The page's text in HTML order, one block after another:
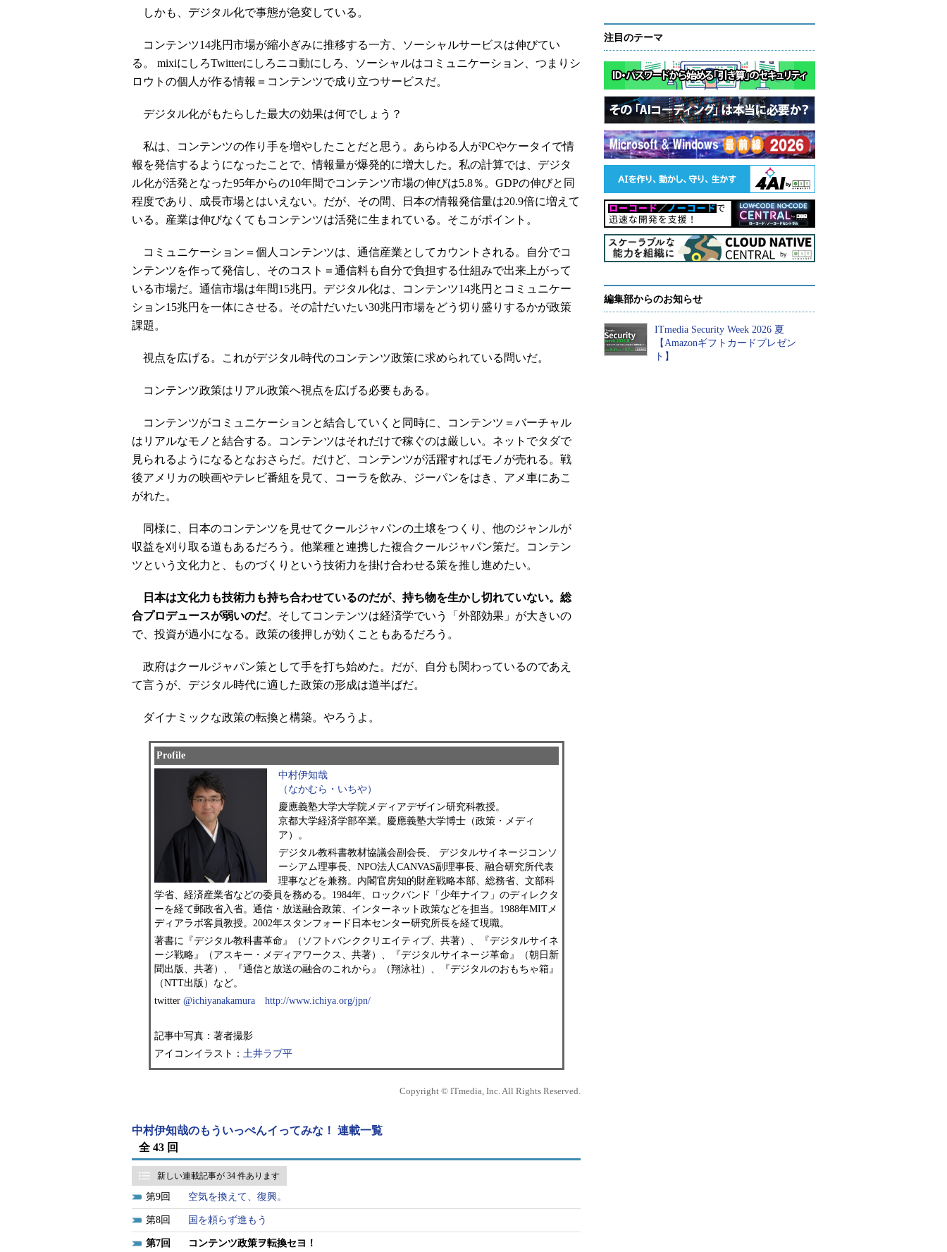
しかも、デジタル化で事態が急変している。
コンテンツ14兆円市場が縮小ぎみに推移する一方、ソーシャルサービスは伸びてい
る。 mixiにしろTwitterにしろニコ動にしろ、ソーシャルはコミュニケーション、つまりシ
ロウトの個人が作る情報＝コンテンツで成り立つサービスだ。
デジタル化がもたらした最大の効果は何でしょう？
私は、コンテンツの作り手を増やしたことだと思う。あらゆる人がPCやケータイで情
報を発信するようになったことで、情報量が爆発的に増大した。私の計算では、デジタ
ル化が活発となった95年からの10年間でコンテンツ市場の伸びは5.8％。GDPの伸びと同
程度であり、成長市場とはいえない。だが、その間、日本の情報発信量は20.9倍に増えて
いる。産業は伸びなくてもコンテンツは活発に生まれている。そこがポイント。
コミュニケーション＝個人コンテンツは、通信産業としてカウントされる。自分でコ
ンテンツを作って発信し、そのコスト＝通信料も自分で負担する仕組みで出来上がって
いる市場だ。通信市場は年間15兆円。デジタル化は、コンテンツ14兆円とコミュニケー
ション15兆円を一体にさせる。その計だいたい30兆円市場をどう切り盛りするかが政策
課題。
視点を広げる。これがデジタル時代のコンテンツ政策に求められている問いだ。
コンテンツ政策はリアル政策へ視点を広げる必要もある。
コンテンツがコミュニケーションと結合していくと同時に、コンテンツ＝バーチャル
はリアルなモノと結合する。コンテンツはそれだけで稼ぐのは厳しい。ネットでタダで
見られるようになるとなおさらだ。だけど、コンテンツが活躍すればモノが売れる。戦
後アメリカの映画やテレビ番組を見て、コーラを飲み、ジーパンをはき、アメ車にあこ
がれた。
同様に、日本のコンテンツを見せてクールジャパンの土壌をつくり、他のジャンルが
収益を刈り取る道もあるだろう。他業種と連携した複合クールジャパン策だ。コンテン
ツという文化力と、ものづくりという技術力を掛け合わせる策を推し進めたい。
日本は文化力も技術力も持ち合わせているのだが、持ち物を生かし切れていない。総
合プロデュースが弱いのだ。そしてコンテンツは経済学でいう「外部効果」が大きいの
で、投資が過小になる。政策の後押しが効くこともあるだろう。
政府はクールジャパン策として手を打ち始めた。だが、自分も関わっているのであえ
て言うが、デジタル時代に適した政策の形成は道半ばだ。
ダイナミックな政策の転換と構築。やろうよ。
Profile
中村伊知哉
（なかむら・いちや）
慶應義塾大学大学院メディアデザイン研究科教授。
京都大学経済学部卒業。慶應義塾大学博士（政策・メディ
ア）。
デジタル教科書教材協議会副会長、 デジタルサイネージコンソ
ーシアム理事長、NPO法人CANVAS副理事長、融合研究所代表
理事などを兼務。内閣官房知的財産戦略本部、総務省、文部科
学省、経済産業省などの委員を務める。1984年、ロックバンド「少年ナイフ」のディレクタ
ーを経て郵政省入省。通信・放送融合政策、インターネット政策などを担当。1988年MITメ
ディアラボ客員教授。2002年スタンフォード日本センター研究所長を経て現職。
著書に『デジタル教科書革命』（ソフトバンククリエイティブ、共著）、『デジタルサイネ
ージ戦略』（アスキー・メディアワークス、共著）、『デジタルサイネージ革命』（朝日新
聞出版、共著）、『通信と放送の融合のこれから』（翔泳社）、『デジタルのおもちゃ箱』
（NTT出版）など。
twitter @ichiyanakamura http://www.ichiya.org/jpn/
記事中写真：著者撮影
アイコンイラスト： 土井ラブ平
Copyright © ITmedia, Inc. All Rights Reserved.
中村伊知哉のもういっぺんイってみな！ 連載一覧
全 43 回
新しい連載記事が 34 件あります
9 空気を換えて、復興。
8 国を頼らず進もう
7 コンテンツ政策ヲ転換セヨ！
注目のテーマ
編集部からのお知らせ
ITmedia Security Week 2026 夏
【Amazonギフトカードプレゼン
ト】